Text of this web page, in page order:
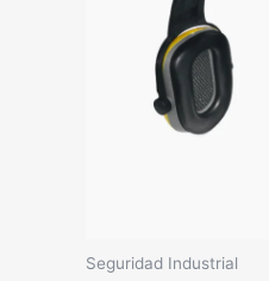
Seguridad Industrial